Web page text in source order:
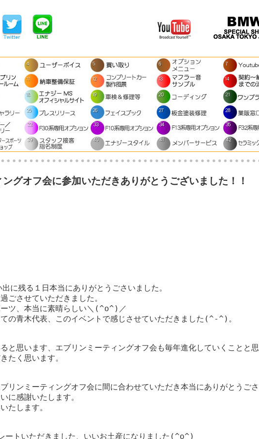
グオフ会に参加いただきありがとうございました！！
に残る１日本当にありがとうごさいました。
ごさせていただきました。
ーツ、本当に素晴らしい＼(^o^)／
ての青木代表、このイベントで感じさせていただきました(^-^)。
と思います、エブリンミーティングオフ会も毎年進化していくことと思
たく思います。
リンミーティングオフ会に間に合わせていただき本当にありがとうごさ
に感謝いたします。
たします。
ートいただきました、いいお土産になりました(^o^)